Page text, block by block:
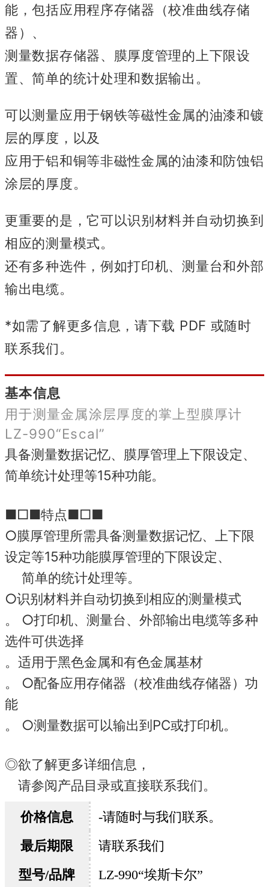
能，包括应用程序存储器（校准曲线存储
器）、
测量数据存储器、膜厚度管理的上下限设
置、简单的统计处理和数据输出。
可以测量应用于钢铁等磁性金属的油漆和镀
层的厚度，以及
应用于铝和铜等非磁性金属的油漆和防蚀铝
涂层的厚度。
更重要的是，它可以识别材料并自动切换到
相应的测量模式。
还有多种选件，例如打印机、测量台和外部
输出电缆。
*如需了解更多信息，请下载 PDF 或随时
联系我们。
基本信息
用于测量金属涂层厚度的掌上型膜厚计
LZ-990“Escal”
具备测量数据记忆、膜厚管理上下限设定、
简单统计处理等15种功能。
■□■特点■□■
○膜厚管理所需具备测量数据记忆、上下限
设定等15种功能膜厚管理的下限设定、
简单的统计处理等。
○识别材料并自动切换到相应的测量模式
。 ○打印机、测量台、外部输出电缆等多种
选件可供选择
。适用于黑色金属和有色金属基材
。 ○配备应用存储器（校准曲线存储器）功
能
。 ○测量数据可以输出到PC或打印机。
◎欲了解更多详细信息，
请参阅产品目录或直接联系我们。
价格信息 -请随时与我们联系。
最后期限
请联系我们
型号/品牌
LZ-990“埃斯卡尔”